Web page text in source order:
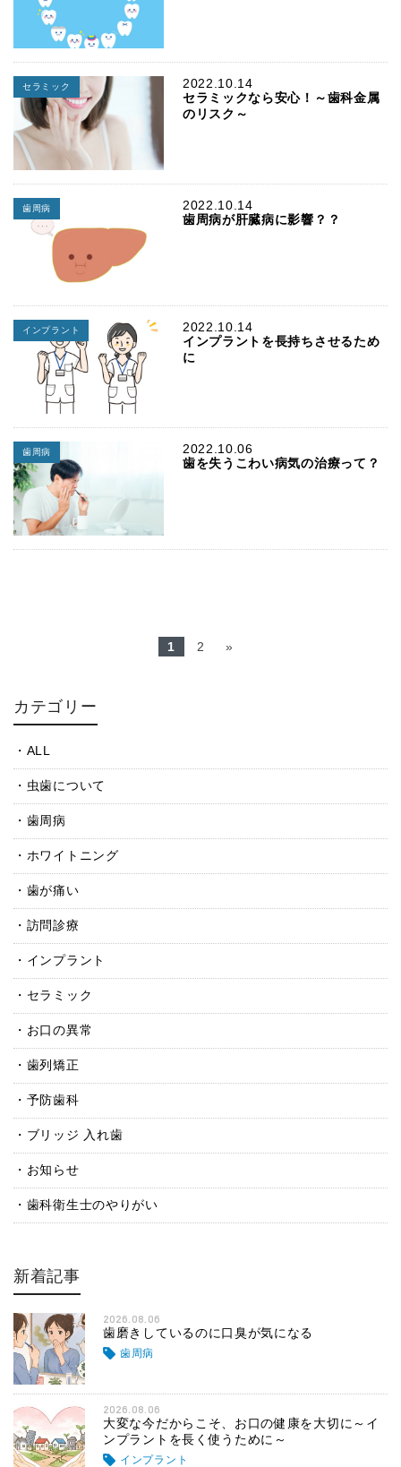
2022.10.14
セラミック
セラミックなら安心！～歯科金属
のリスク～
2022.10.14
歯周病
歯周病が肝臓病に影響？？
2022.10.14
インプラント
インプラントを長持ちさせるため
に
2022.10.06
歯周病
歯を失うこわい病気の治療って？
1 2 »
カテゴリー
ALL
虫歯について
歯周病
ホワイトニング
歯が痛い
訪問診療
インプラント
セラミック
お口の異常
歯列矯正
予防歯科
ブリッジ 入れ歯
お知らせ
歯科衛生士のやりがい
新着記事
2026.08.06
歯磨きしているのに口臭が気になる
歯周病
2026.08.06
大変な今だからこそ、お口の健康を大切に～イ
ンプラントを長く使うために～
インプラント